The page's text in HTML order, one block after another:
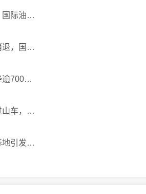
中东局势生变，国际油价高位跳
地缘溢价加速消退，国际油价短
美原油库存骤降逾700万桶，
国际油价上演过山车，国内成品
伊朗袭击美军基地引发油价暴涨